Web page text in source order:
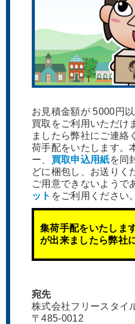
お見積金額が 5000円
買取をご利用いただけ
ましたら弊社にご連絡
荷手配をいたします。
ー、 買取申込用紙を同
どに梱包し、お送りく
ご用意できないようで
ット をご利用ください。
集荷手配をいたしま
が出来ましたら弊社
宛先
株式会社フリースタ
〒485-0012